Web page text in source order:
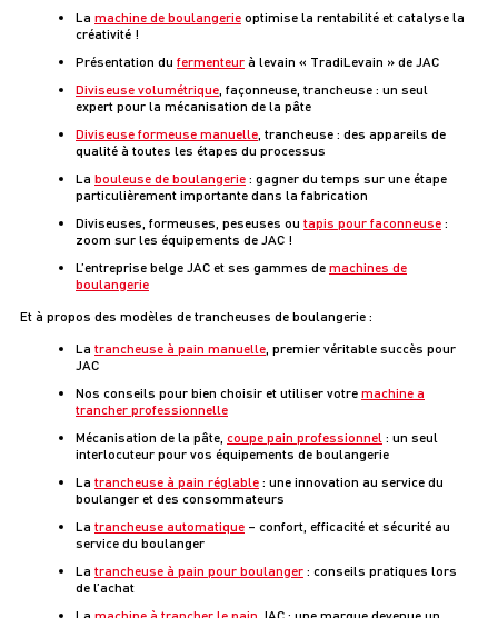
La machine de boulangerie optimise la rentabilité et catalyse la
créativité !
Présentation du fermenteur à levain « TradiLevain » de JAC
Diviseuse volumétrique, façonneuse, trancheuse : un seul
expert pour la mécanisation de la pâte
Diviseuse formeuse manuelle, trancheuse : des appareils de
qualité à toutes les étapes du processus
La bouleuse de boulangerie : gagner du temps sur une étape
particulièrement importante dans la fabrication
Diviseuses, formeuses, peseuses ou tapis pour faconneuse :
zoom sur les équipements de JAC !
L’entreprise belge JAC et ses gammes de machines de
boulangerie
Et à propos des modèles de trancheuses de boulangerie :
La trancheuse à pain manuelle, premier véritable succès pour
JAC
Nos conseils pour bien choisir et utiliser votre machine a
trancher professionnelle
Mécanisation de la pâte, coupe pain professionnel : un seul
interlocuteur pour vos équipements de boulangerie
La trancheuse à pain réglable : une innovation au service du
boulanger et des consommateurs
La trancheuse automatique – confort, efficacité et sécurité au
service du boulanger
La trancheuse à pain pour boulanger : conseils pratiques lors
de l’achat